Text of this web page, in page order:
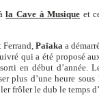
la Cave à Musique et
Ferrand,Païaka a
qui a été proposé
en début d’année.
plus d’une heure
frôler le dub le temps